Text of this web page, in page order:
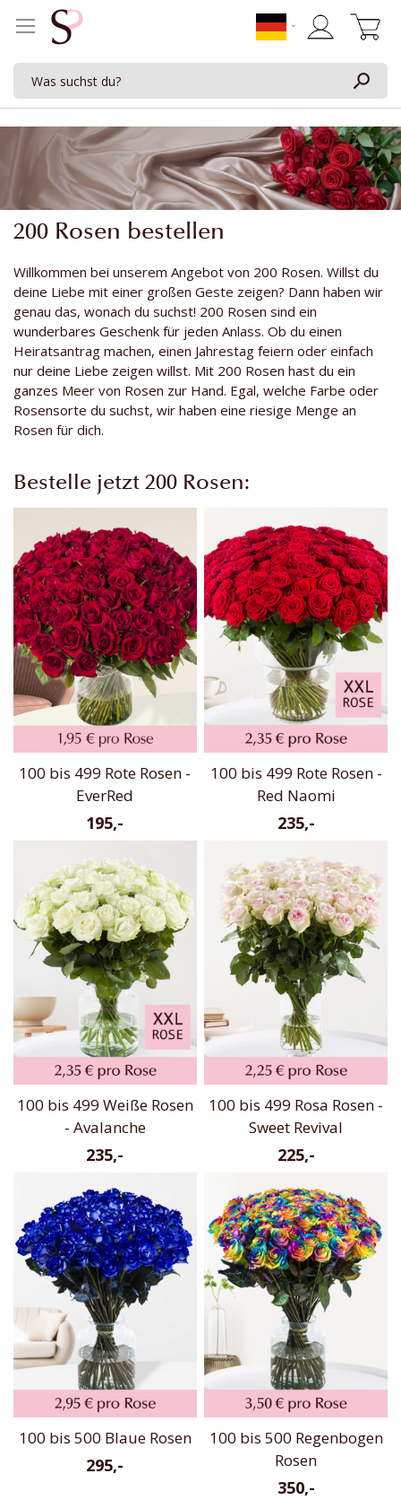
200 Rosen bestellen
Willkommen bei unserem Angebot von 200 Rosen. Willst du
deine Liebe mit einer großen Geste zeigen? Dann haben wir
genau das, wonach du suchst! 200 Rosen sind ein
wunderbares Geschenk für jeden Anlass. Ob du einen
Heiratsantrag machen, einen Jahrestag feiern oder einfach
nur deine Liebe zeigen willst. Mit 200 Rosen hast du ein
ganzes Meer von Rosen zur Hand. Egal, welche Farbe oder
Rosensorte du suchst, wir haben eine riesige Menge an
Rosen für dich.
Bestelle jetzt 200 Rosen:
100 bis 499 Rote Rosen -
EverRed
195,-
100 bis 499 Rote Rosen -
Red Naomi
235,-
100 bis 499 Weiße Rosen
- Avalanche
235,-
100 bis 499 Rosa Rosen -
Sweet Revival
225,-
100 bis 500 Blaue Rosen
295,-
100 bis 500 Regenbogen
Rosen
350,-